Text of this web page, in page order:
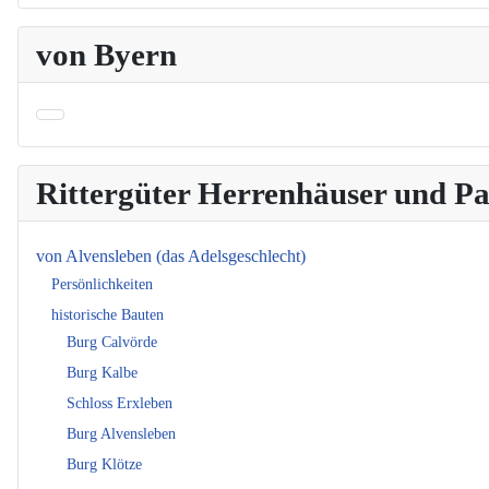
von Byern
Rittergüter Herrenhäuser und
von Alvensleben (das Adelsgeschlecht)
Persönlichkeiten
historische Bauten
Burg Calvörde
Burg Kalbe
Schloss Erxleben
Burg Alvensleben
Burg Klötze